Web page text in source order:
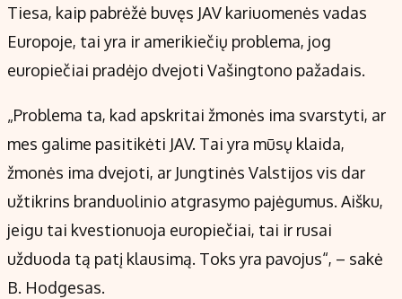
Tiesa, kaip pabrėžė buvęs JAV kariuomenės vadas
Europoje, tai yra ir amerikiečių problema, jog
europiečiai pradėjo dvejoti Vašingtono pažadais.
„Problema ta, kad apskritai žmonės ima svarstyti, ar
mes galime pasitikėti JAV. Tai yra mūsų klaida,
žmonės ima dvejoti, ar Jungtinės Valstijos vis dar
užtikrins branduolinio atgrasymo pajėgumus. Aišku,
jeigu tai kvestionuoja europiečiai, tai ir rusai
užduoda tą patį klausimą. Toks yra pavojus“, – sakė
B. Hodgesas.